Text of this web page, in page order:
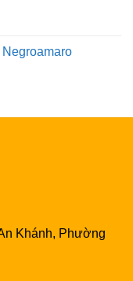
phần chính là
Khánh, Phường